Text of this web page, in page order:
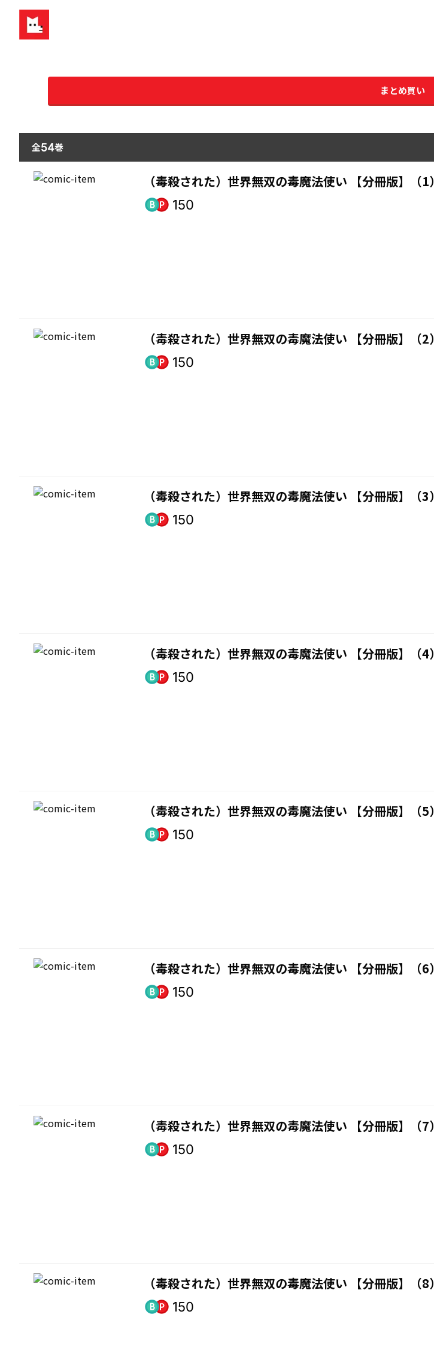
まとめ買い
全54巻
（毒殺された）世界無双の毒魔法使い 【分冊版】（1）
150
（毒殺された）世界無双の毒魔法使い 【分冊版】（2）
150
（毒殺された）世界無双の毒魔法使い 【分冊版】（3）
150
（毒殺された）世界無双の毒魔法使い 【分冊版】（4）
150
（毒殺された）世界無双の毒魔法使い 【分冊版】（5）
150
（毒殺された）世界無双の毒魔法使い 【分冊版】（6）
150
（毒殺された）世界無双の毒魔法使い 【分冊版】（7）
150
（毒殺された）世界無双の毒魔法使い 【分冊版】（8）
150